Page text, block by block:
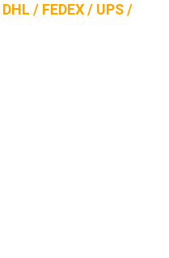
DHL / FEDEX / UPS /